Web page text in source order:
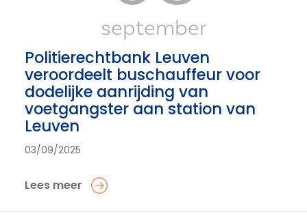
september
Politierechtbank Leuven
veroordeelt buschauffeur voor
dodelijke aanrijding van
voetgangster aan station van
Leuven
03/09/2025
Lees meer